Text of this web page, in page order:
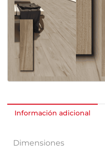
Información adicional
Dimensiones